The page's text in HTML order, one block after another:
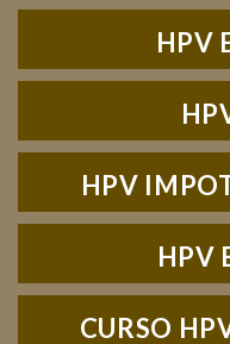
HPV
HPV
HPV
CURSO